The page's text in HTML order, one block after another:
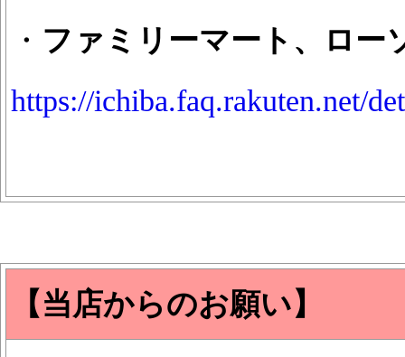
・ ファミリーマート、ロー
https://ichiba.faq.rakuten.net/
【当店からのお願い】